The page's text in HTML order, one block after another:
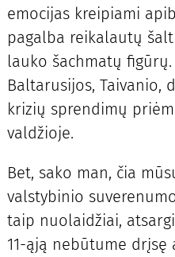
emocijas kreipiami
pagalba reikalautų
lauko šachmatų
Baltarusijos, Taivanio,
krizių sprendimų
valdžioje.
Bet, sako man, čia
valstybinio
taip nuolaidžiai,
11-ąją nebūtume drįsę